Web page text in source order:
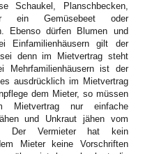
Schaukel, Planschbecken,
ein Gemüsebeet oder
Ebenso dürfen Blumen und
Einfamilienhäusern gilt der
denn im Mietvertrag steht
Mehrfamilienhäusern ist der
ausdrücklich im Mietvertrag
dem Mieter, so müssen
Mietvertrag nur einfache
und Unkraut jähen vom
Der Vermieter hat kein
Mieter keine Vorschriften